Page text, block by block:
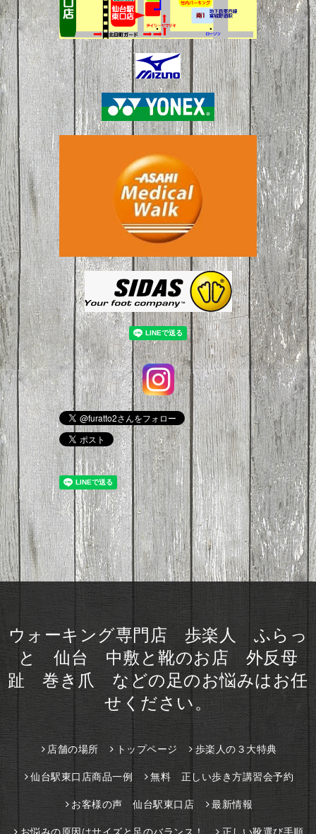
ウォーキング専門店 歩楽人 ふらっ
と 仙台 中敷と靴のお店 外反母
趾 巻き爪 などの足のお悩みはお任
せください。
店舗の場所 トップページ 歩楽人の３大特典
仙台駅東口店商品一例 無料 正しい歩き方講習会予約
お客様の声 仙台駅東口店 最新情報